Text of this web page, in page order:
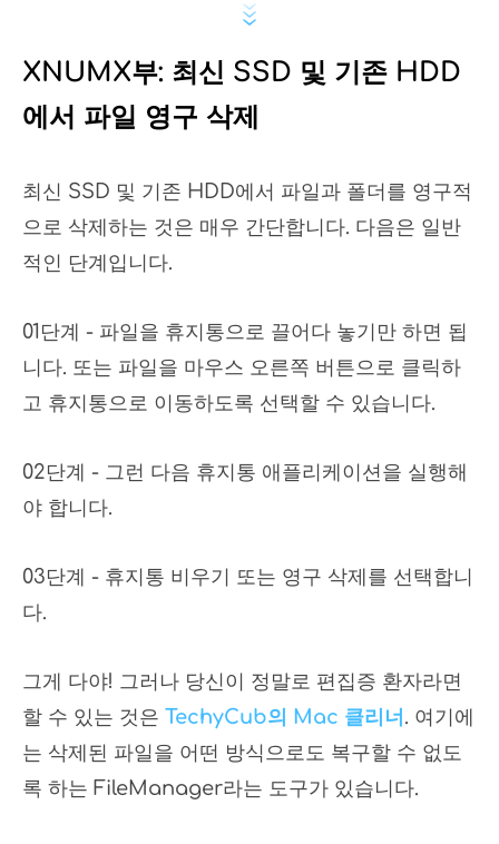
XNUMX부: 최신 SSD 및 기존 HDD
에서 파일 영구 삭제
최신 SSD 및 기존 HDD에서 파일과 폴더를 영구적
으로 삭제하는 것은 매우 간단합니다. 다음은 일반
적인 단계입니다.
01단계 - 파일을 휴지통으로 끌어다 놓기만 하면 됩
니다. 또는 파일을 마우스 오른쪽 버튼으로 클릭하
고 휴지통으로 이동하도록 선택할 수 있습니다.
02단계 - 그런 다음 휴지통 애플리케이션을 실행해
야 합니다.
03단계 - 휴지통 비우기 또는 영구 삭제를 선택합니
다.
그게 다야! 그러나 당신이 정말로 편집증 환자라면
할 수 있는 것은 TechyCub의 Mac 클리너 . 여기에
는 삭제된 파일을 어떤 방식으로도 복구할 수 없도
록 하는 FileManager라는 도구가 있습니다.